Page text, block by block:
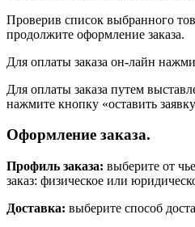
Проверив список выбранного
продолжите оформление заказа.
Для оплаты заказа он-лайн
Для оплаты заказа путем
нажмите кнопку «оставить
Оформление заказа.
Профиль заказа: выберите от
заказ: физическое или
Доставка: выберите способ